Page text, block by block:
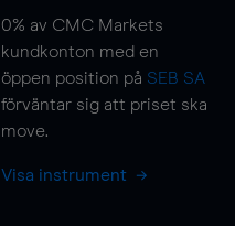
0% av CMC Markets
kundkonton med en
öppen position på SEB SA
förväntar sig att priset ska
move.
Visa instrument